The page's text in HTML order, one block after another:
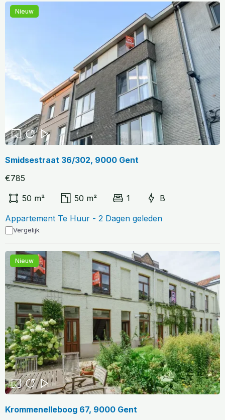
Nieuw
Smidsestraat 36/302, 9000 Gent
€785
50 m²
50 m² 1
B
Appartement Te Huur - 2 Dagen geleden
Vergelijk
Nieuw
Krommenelleboog 67, 9000 Gent